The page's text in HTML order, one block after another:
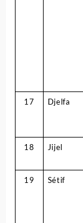
17 Djelfa
18 Jijel
19 Sétif